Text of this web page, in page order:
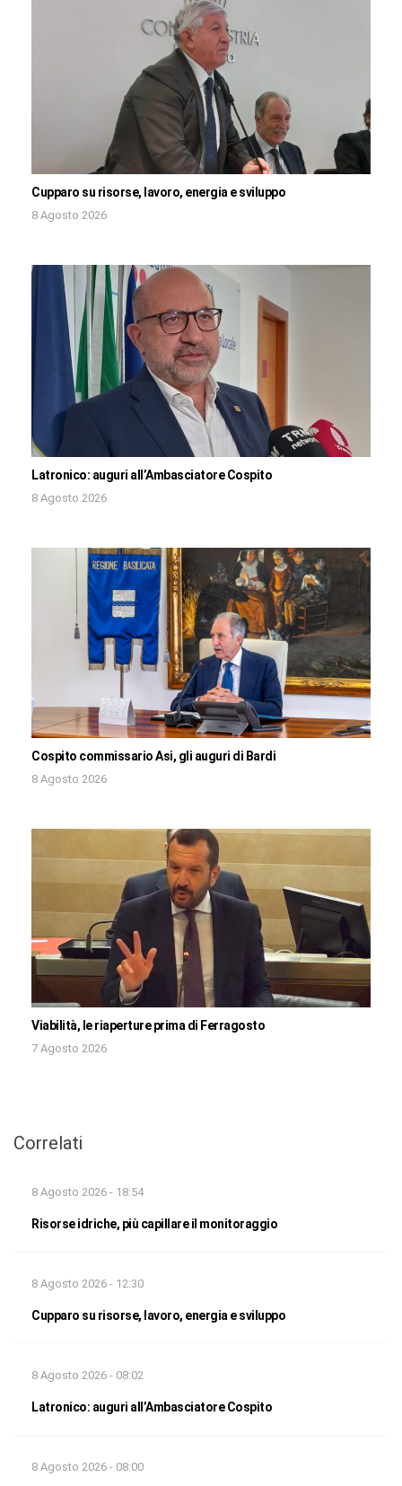
Cupparo su risorse, lavoro, energia e sviluppo
8 Agosto 2026
Latronico: auguri all’Ambasciatore Cospito
8 Agosto 2026
Cospito commissario Asi, gli auguri di Bardi
8 Agosto 2026
Viabilità, le riaperture prima di Ferragosto
7 Agosto 2026
Correlati
8 Agosto 2026 - 18:54
Risorse idriche, più capillare il monitoraggio
8 Agosto 2026 - 12:30
Cupparo su risorse, lavoro, energia e sviluppo
8 Agosto 2026 - 08:02
Latronico: auguri all’Ambasciatore Cospito
8 Agosto 2026 - 08:00